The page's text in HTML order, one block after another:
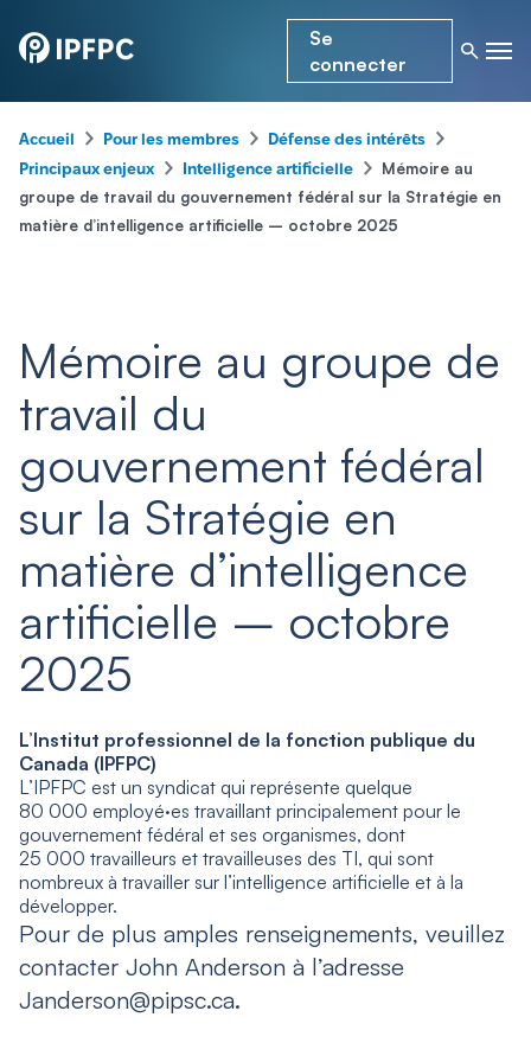
Se
connecter
Accueil – Pour les membres – Défense des intérêts –
Principaux enjeux – Intelligence artificielle –
Mémoire au
groupe de travail du gouvernement fédéral sur la Stratégie en
matière d’intelligence artificielle – octobre 2025
Mémoire au groupe de
travail du
gouvernement fédéral
sur la Stratégie en
matière d’intelligence
artificielle – octobre
2025
L’Institut professionnel de la fonction publique du
Canada (IPFPC)
L’IPFPC est un syndicat qui représente quelque
80 000 employé·es travaillant principalement pour le
gouvernement fédéral et ses organismes, dont
25 000 travailleurs et travailleuses des TI, qui sont
nombreux à travailler sur l’intelligence artificielle et à la
développer.
Pour de plus amples renseignements, veuillez
contacter John Anderson à l’adresse
Janderson@pipsc.ca.